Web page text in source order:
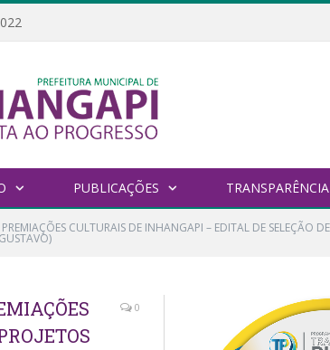
PUBLICAÇÕES TRANSPARÊNCIA
CULTURAIS DE INHANGAPI – EDITAL DE SELEÇÃO DE
0